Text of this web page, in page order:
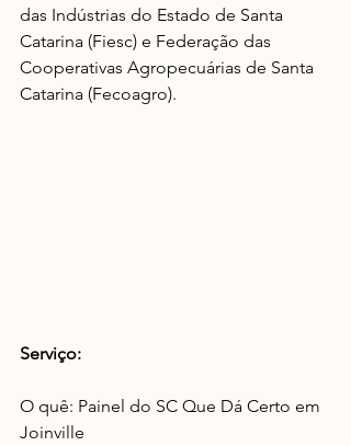
das Indústrias do Estado de Santa
Catarina (Fiesc) e Federação das
Cooperativas Agropecuárias de Santa
Catarina (Fecoagro).
Serviço:
O quê: Painel do SC Que Dá Certo em
Joinville